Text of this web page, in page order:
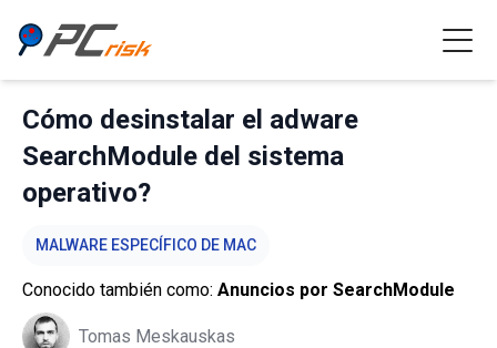
Cómo desinstalar el adware
SearchModule del sistema
operativo?
MALWARE ESPECÍFICO DE MAC
Conocido también como: Anuncios por SearchModule
Tomas Meskauskas